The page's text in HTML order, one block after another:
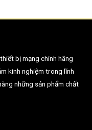
bị mạng chính hãng
kinh nghiệm trong lĩnh
những sản phẩm chất